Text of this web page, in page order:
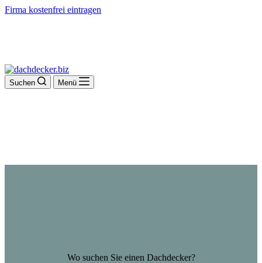
Firma kostenfrei eintragen
Suchen Menü
Wo suchen Sie einen Dachdecker?